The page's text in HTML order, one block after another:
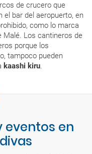
de crucero que
el bar del aeropuerto, en
como lo marca
Malé. Los cantineros de
porque los
tampoco pueden
kaashi kiru.
eventos en